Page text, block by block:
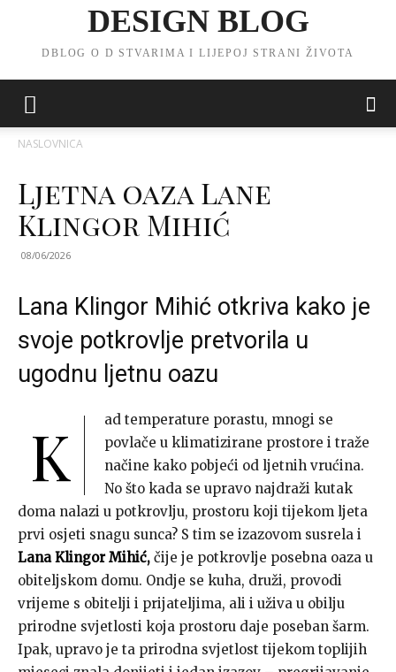
DESIGN BLOG
DBLOG O D STVARIMA I LIJEPOJ STRANI ŽIVOTA
NASLOVNICA
Ljetna oaza Lane
Klingor Mihić
08/06/2026
Lana Klingor Mihić otkriva kako je
svoje potkrovlje pretvorila u
ugodnu ljetnu oazu
K
ad temperature porastu, mnogi se
povlače u klimatizirane prostore i traže
načine kako pobjeći od ljetnih vrućina.
No što kada se upravo najdraži kutak
doma nalazi u potkrovlju, prostoru koji tijekom ljeta
prvi osjeti snagu sunca? S tim se izazovom susrela i
Lana Klingor Mihić, čije je potkrovlje posebna oaza u
obiteljskom domu. Ondje se kuha, druži, provodi
vrijeme s obitelji i prijateljima, ali i uživa u obilju
prirodne svjetlosti koja prostoru daje poseban šarm.
Ipak, upravo je ta prirodna svjetlost tijekom toplijih